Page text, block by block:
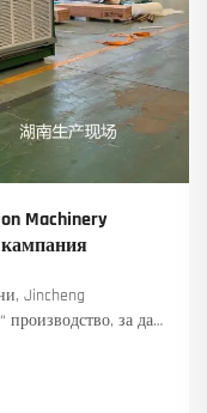
Machinery
кампания
Jincheng
производство, за да
в движение.